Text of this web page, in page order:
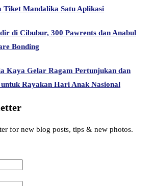
Tiket Mandalika Satu Aplikasi
di Cibubur, 300 Pawrents dan Anabul
Bonding
Kaya Gelar Ragam Pertunjukan dan
untuk Rayakan Hari Anak Nasional
for new blog posts, tips & new photos.